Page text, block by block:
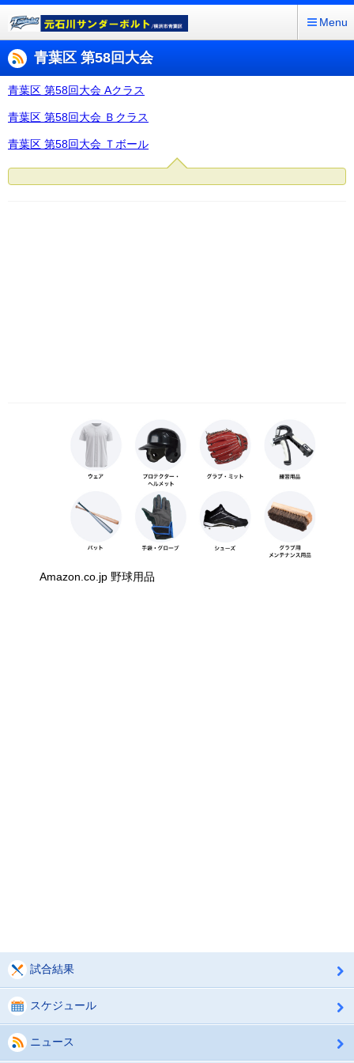
Menu
青葉区 第58回大会
青葉区 第58回大会 Aクラス
青葉区 第58回大会 Ｂクラス
青葉区 第58回大会 Ｔボール
Amazon.co.jp 野球用品
試合結果
スケジュール
ニュース